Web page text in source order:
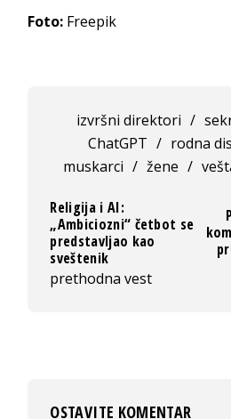
Foto: Freepik
izvršni direktori /
ChatGPT / rodna
muskarci / žene /
Religija i AI:
„Ambiciozni“ četbot se
predstavljao kao
sveštenik
prethodna vest
OSTAVITE KOMENTAR